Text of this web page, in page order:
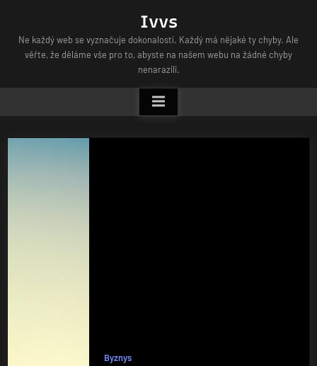
content
Ivvs
Ne každý web se vyznačuje dokonalostí. Každý má nějaké ty chyby. Ale
věřte, že děláme vše pro to, abyste na našem webu na žádné chyby
nenarazili.
Byznys